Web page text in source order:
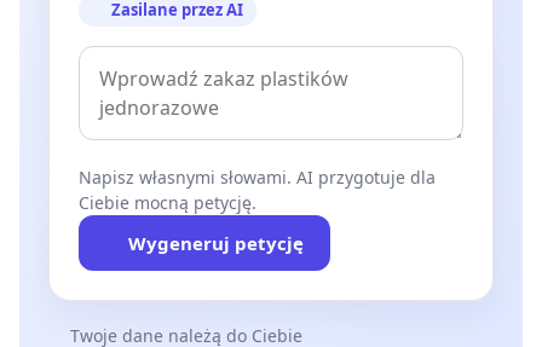
Zasilane przez AI
Napisz własnymi słowami. AI przygotuje dla
Ciebie mocną petycję.
Wygeneruj petycję
Twoje dane należą do Ciebie